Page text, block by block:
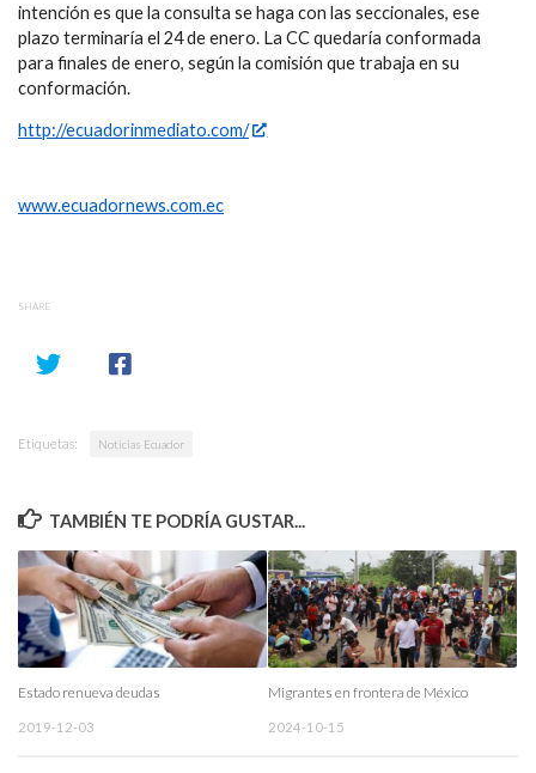
intención es que la consulta se haga con las seccionales, ese
plazo terminaría el 24 de enero. La CC quedaría conformada
para finales de enero, según la comisión que trabaja en su
conformación.
http://ecuadorinmediato.com/
www.ecuadornews.com.ec
SHARE
Etiquetas: Noticias Ecuador
TAMBIÉN TE PODRÍA GUSTAR...
Estado renueva deudas
2019-12-03
Migrantes en frontera de México
2024-10-15